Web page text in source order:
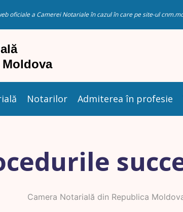
oficiale a Camerei Notariale în cazul în care pe site-ul
Notarilor Admiterea în profesie
Camera Notarială din Republica